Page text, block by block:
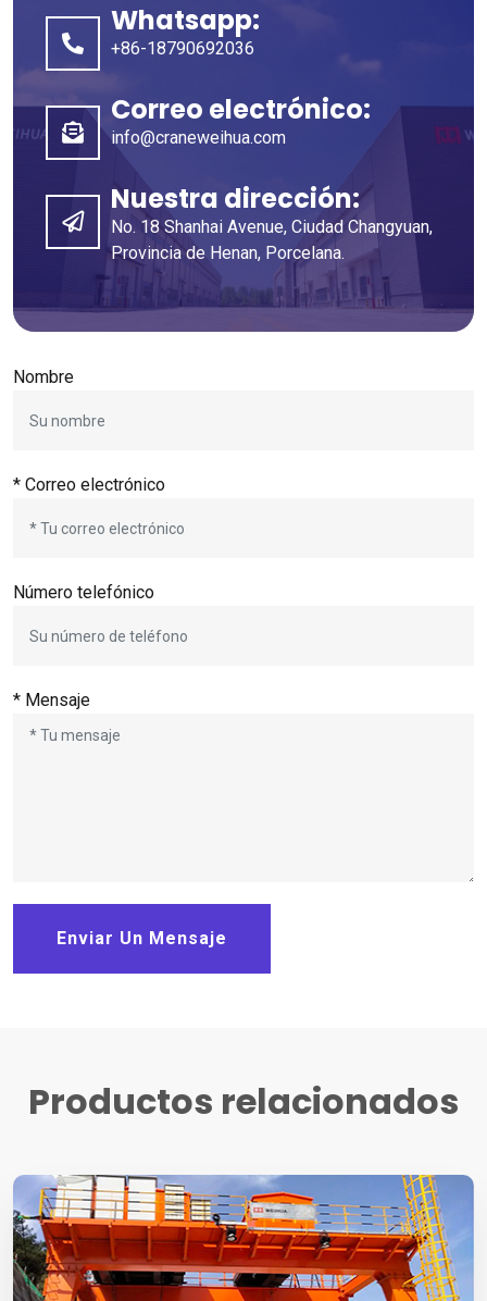
Whatsapp:
+86-18790692036
Correo electrónico:
info@craneweihua.com
Nuestra dirección:
No. 18 Shanhai Avenue, Ciudad Changyuan,
Provincia de Henan, Porcelana.
Nombre
* Correo electrónico
Número telefónico
* Mensaje
Enviar Un Mensaje
Productos relacionados